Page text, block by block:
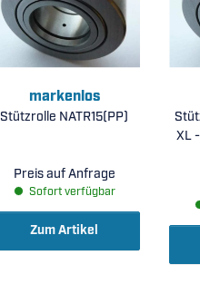
markenlos
Stützrolle NATR15(PP)
Preis auf Anfrage
Sofort verfügbar
Zum Artikel